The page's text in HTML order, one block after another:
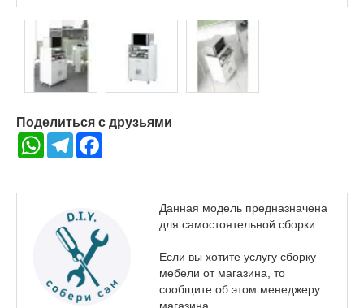
Поделиться с друзьями
WhatsAppTelegram
Данная модель предназначена
для самостоятельной сборки.
Если вы хотите услугу сборку
мебели от магазина, то
сообщите об этом менеджеру
магазина.